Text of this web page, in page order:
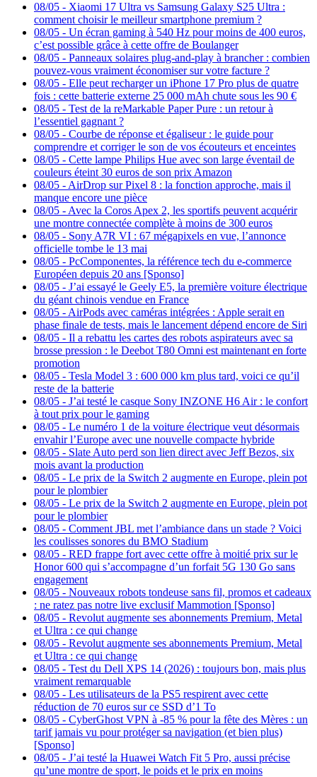
08/05 - Xiaomi 17 Ultra vs Samsung Galaxy S25 Ultra :
comment choisir le meilleur smartphone premium ?
08/05 - Un écran gaming à 540 Hz pour moins de 400 euros,
c’est possible grâce à cette offre de Boulanger
08/05 - Panneaux solaires plug-and-play à brancher : combien
pouvez-vous vraiment économiser sur votre facture ?
08/05 - Elle peut recharger un iPhone 17 Pro plus de quatre
fois : cette batterie externe 25 000 mAh chute sous les 90 €
08/05 - Test de la reMarkable Paper Pure : un retour à
l’essentiel gagnant ?
08/05 - Courbe de réponse et égaliseur : le guide pour
comprendre et corriger le son de vos écouteurs et enceintes
08/05 - Cette lampe Philips Hue avec son large éventail de
couleurs éteint 30 euros de son prix Amazon
08/05 - AirDrop sur Pixel 8 : la fonction approche, mais il
manque encore une pièce
08/05 - Avec la Coros Apex 2, les sportifs peuvent acquérir
une montre connectée complète à moins de 300 euros
08/05 - Sony A7R VI : 67 mégapixels en vue, l’annonce
officielle tombe le 13 mai
08/05 - PcComponentes, la référence tech du e-commerce
Européen depuis 20 ans [Sponso]
08/05 - J’ai essayé le Geely E5, la première voiture électrique
du géant chinois vendue en France
08/05 - AirPods avec caméras intégrées : Apple serait en
phase finale de tests, mais le lancement dépend encore de Siri
08/05 - Il a rebattu les cartes des robots aspirateurs avec sa
brosse pression : le Deebot T80 Omni est maintenant en forte
promotion
08/05 - Tesla Model 3 : 600 000 km plus tard, voici ce qu’il
reste de la batterie
08/05 - J’ai testé le casque Sony INZONE H6 Air : le confort
à tout prix pour le gaming
08/05 - Le numéro 1 de la voiture électrique veut désormais
envahir l’Europe avec une nouvelle compacte hybride
08/05 - Slate Auto perd son lien direct avec Jeff Bezos, six
mois avant la production
08/05 - Le prix de la Switch 2 augmente en Europe, plein pot
pour le plombier
08/05 - Le prix de la Switch 2 augmente en Europe, plein pot
pour le plombier
08/05 - Comment JBL met l’ambiance dans un stade ? Voici
les coulisses sonores du BMO Stadium
08/05 - RED frappe fort avec cette offre à moitié prix sur le
Honor 600 qui s’accompagne d’un forfait 5G 130 Go sans
engagement
08/05 - Nouveaux robots tondeuse sans fil, promos et cadeaux
: ne ratez pas notre live exclusif Mammotion [Sponso]
08/05 - Revolut augmente ses abonnements Premium, Metal
et Ultra : ce qui change
08/05 - Revolut augmente ses abonnements Premium, Metal
et Ultra : ce qui change
08/05 - Test du Dell XPS 14 (2026) : toujours bon, mais plus
vraiment remarquable
08/05 - Les utilisateurs de la PS5 respirent avec cette
réduction de 70 euros sur ce SSD d’1 To
08/05 - CyberGhost VPN à -85 % pour la fête des Mères : un
tarif jamais vu pour protéger sa navigation (et bien plus)
[Sponso]
08/05 - J’ai testé la Huawei Watch Fit 5 Pro, aussi précise
qu’une montre de sport, le poids et le prix en moins